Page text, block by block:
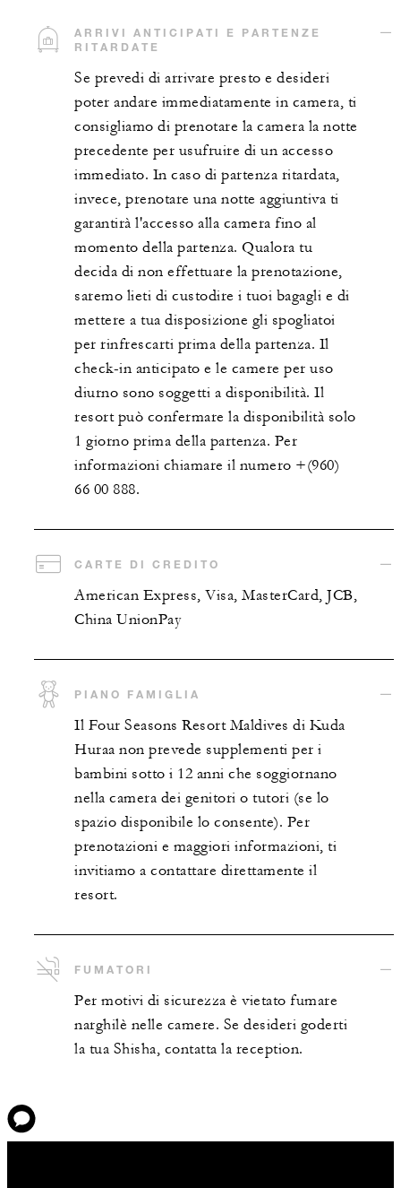
ARRIVI ANTICIPATI E PARTENZE
RITARDATE
Se prevedi di arrivare presto e desideri
poter andare immediatamente in camera, ti
consigliamo di prenotare la camera la notte
precedente per usufruire di un accesso
immediato. In caso di partenza ritardata,
invece, prenotare una notte aggiuntiva ti
garantirà l'accesso alla camera fino al
momento della partenza. Qualora tu
decida di non effettuare la prenotazione,
saremo lieti di custodire i tuoi bagagli e di
mettere a tua disposizione gli spogliatoi
per rinfrescarti prima della partenza. Il
check-in anticipato e le camere per uso
diurno sono soggetti a disponibilità. Il
resort può confermare la disponibilità solo
1 giorno prima della partenza. Per
informazioni chiamare il numero +(960)
66 00 888.
CARTE DI CREDITO
American Express, Visa, MasterCard, JCB,
China UnionPay
PIANO FAMIGLIA
Il Four Seasons Resort Maldives di Kuda
Huraa non prevede supplementi per i
bambini sotto i 12 anni che soggiornano
nella camera dei genitori o tutori (se lo
spazio disponibile lo consente). Per
prenotazioni e maggiori informazioni, ti
invitiamo a contattare direttamente il
resort.
FUMATORI
Per motivi di sicurezza è vietato fumare
narghilè nelle camere. Se desideri goderti
la tua Shisha, contatta la reception.